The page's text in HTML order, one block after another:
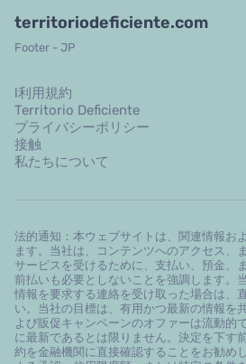
territoriodeficiente.com
Footer - JP
l利用規約
Territorio Deficiente
プライバシーポリシー
接触
私たちについて
法的通知：本ウェブサイトは、関連情報お
ます。当社は、コンテンツへのアクセス、
サービスを受けるために、支払い、預金、
前払いも必要としないことを強調します。
情報を要求する連絡を受け取った場合は、
い。当社の目標は、有用かつ最新の情報を
よび販促キャンペーンのオファーは流動的
に最新であるとは限りません。決定を下す
約を金融機関に直接確認することをお勧め